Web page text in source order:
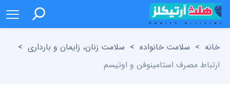
خانه > سلامت خانواده > سلامت زنان، زایمان و بارداری >
ارتباط مصرف استامینوفن و اوتیسم